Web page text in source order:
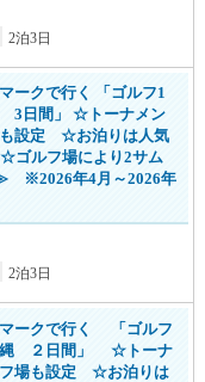
2泊3日
ークで行く 「ゴルフ1
3日間」 ☆トーナメン
も設定 ☆お泊りは人気
ゴルフ場により2サム
※2026年4月～2026年
2泊3日
マークで行く 「ゴルフ
縄 ２日間」 ☆トーナ
フ場も設定 ☆お泊りは